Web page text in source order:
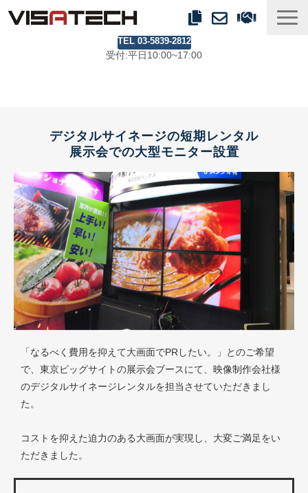
TEL 03-5839-2812
受付:平日10:00~17:00
事業紹介
会社情報
デジタルサイネージの短期レンタル
展示会での大型モニター設置
「なるべく費用を抑えて大画面でPRしたい。」とのご希望
で、東京ビッグサイトの展示会ブースにて、映像制作会社様
のデジタルサイネージレンタルを担当させていただきまし
た。
コストを抑えた迫力のある大画面が実現し、大変ご満足をい
ただきました。